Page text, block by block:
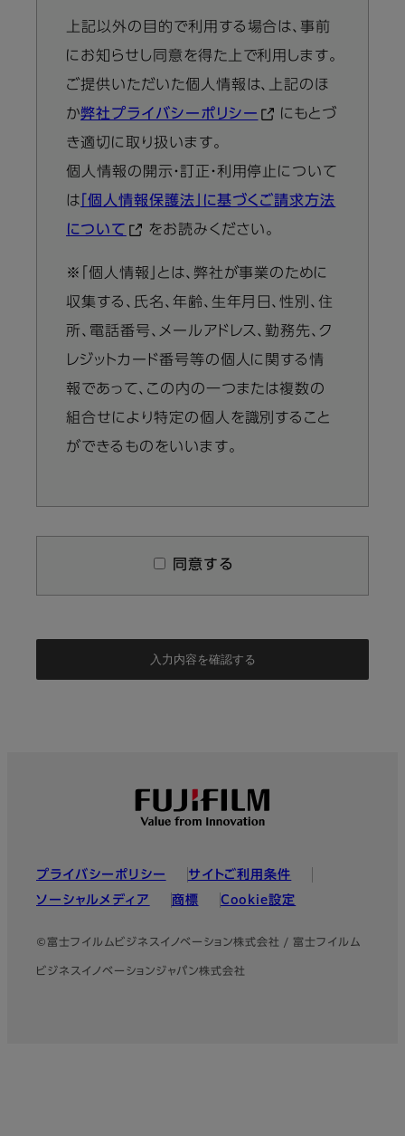
上記以外の目的で利用する場合は、事前
にお知らせし同意を得た上で利用します。
ご提供いただいた個人情報は、上記のほ
か弊社プライバシーポリシー
にもとづ
き適切に取り扱います。
個人情報の開示・訂正・利用停止について
は 「個人情報保護法」に基づくご請求方法
について
をお読みください。
※「個人情報」とは、弊社が事業のために
収集する、氏名、年齢、生年月日、性別、住
所、電話番号、メールアドレス、勤務先、ク
レジットカード番号等の個人に関する情
報であって、この内の一つまたは複数の
組合せにより特定の個人を識別すること
ができるものをいいます。
同意する
プライバシーポリシー
サイトご利用条件
ソーシャルメディア
商標 Cookie設定
©富士フイルムビジネスイノベーション株式会社 / 富士フイルム
ビジネスイノベーションジャパン株式会社